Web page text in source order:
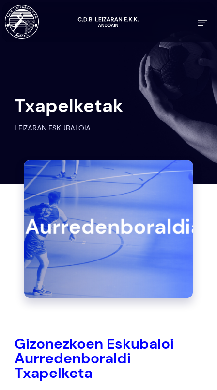
Txapelketak
LEIZARAN ESKUBALOIA
Aurredenboraldia
Gizonezkoen Eskubaloi
Aurredenboraldi
Txapelketa